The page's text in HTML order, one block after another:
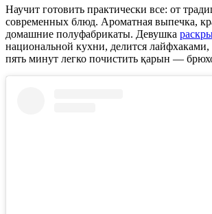
Научит готовить практически все: от
современных блюд. Ароматная выпечка,
домашние полуфабрикаты. Девушка
национальной кухни, делится лайфхаками,
пять минут легко почистить қарын —